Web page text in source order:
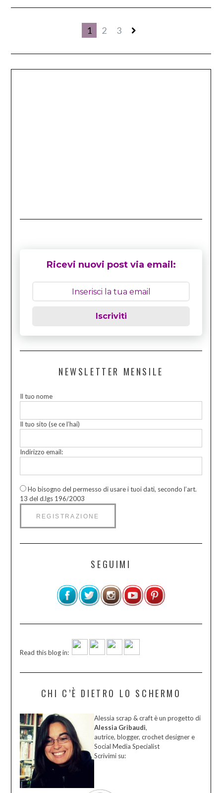
1 2 3
Ricevi nuovi post via email:
Iscriviti
NEWSLETTER MENSILE
Il tuo nome
Il tuo sito (se ce l’hai)
Indirizzo email:
Ho bisogno del permesso di usare i tuoi dati, secondo l’art.
13 del d.lgs 196/2003
SEGUIMI
Read this blog in:
CHI C’È DIETRO LO SCHERMO
Alessia scrap & craft è un progetto di
Alessia Gribaudi,
autrice, blogger, crochet designer e
Social Media Specialist
Scrivimi su: